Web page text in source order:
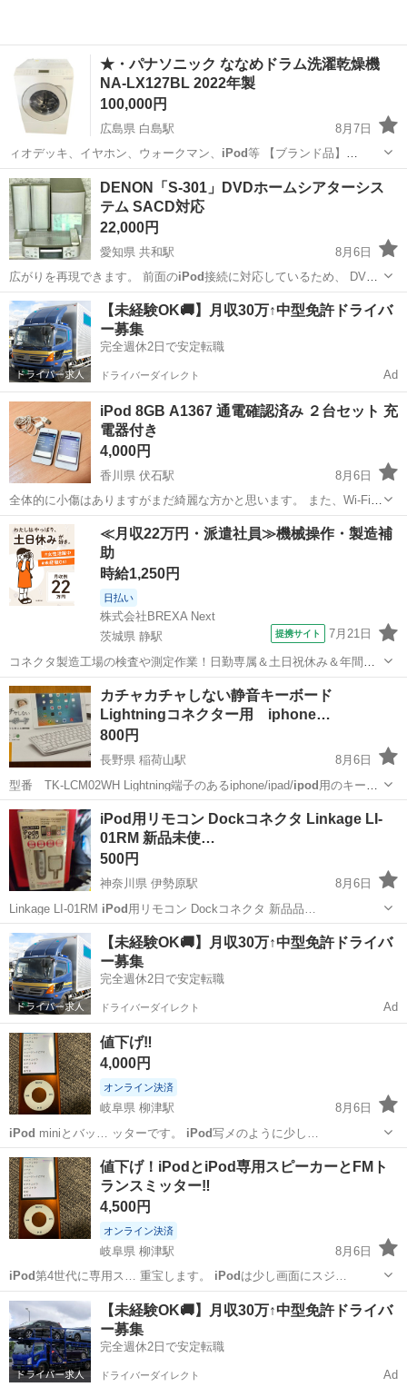
★・パナソニック ななめドラム洗濯乾燥機
NA-LX127BL 2022年製
100,000円
広島県 白島駅
8月7日
ィオデッキ、イヤホン、ウォークマン、 iPod等 【ブランド品】
Vuitton、C…
広島 広島市
DENON「S-301」DVDホームシアターシス
テム SACD対応
22,000円
愛知県 共和駅
8月6日
広がりを再現できます。 前面のiPod接続に対応しているため、 DVD
再…
愛知 大府市 共和駅 家電
【未経験OK🚚】月収30万↑中型免許ドライバ
ー募集
完全週休2日で安定転職
ドライバーダイレクト Ad
iPod 8GB A1367 通電確認済み ２台セット 充
電器付き
4,000円
香川県 伏石駅
8月6日
全体的に小傷はありますがまだ綺麗な方かと思います。 また、Wi-Fi環
境ではない為現時点では通電のみの確認しか出来ていないので２台と
も訳あり、ジャンクとして出してます。ご注意ください。 説明文読ん
でない等で返品、返金は出来ません
香川 高松市 伏石駅 電話、ＦＡＸ
≪月収22万円・派遣社員≫機械操作・製造補
助
時給1,250円
日払い
株式会社BREXA Next
茨城県 静駅
提携サイト 7月21日
コネクタ製造工場の検査や測定作業！日勤専属＆土日祝休み＆年間休
日128日★クリーンルーム内作業★マイカー通勤OK＆無料駐車場あり
★就業先食堂利用可！日払い制度あり！《茨城県常陸大宮市》 人気の
工場のお仕事 ◇コネクタ製造工...
茨城 常陸大宮市 その他
カチャカチャしない静音キーボード
Lightningコネクター用 iphone…
800円
長野県 稲荷山駅
8月6日
型番 TK-LCM02WH Lightning端子のあるiphone/ipad/ipod 用のキーボ
ードです。 iOS/iPadOS 13.6以上の端末が必要です。 マルチファンク
ションキー搭載で、ボリューム操作やメディアプ...
長野 千曲市 稲荷山駅 Lightning
iPod用リモコン Dockコネクタ Linkage LI-
01RM 新品未使…
500円
神奈川県 伊勢原駅
8月6日
Linkage LI-01RM iPod用リモコン Dockコネクタ 新品品…
神奈川 伊勢原市 伊勢原駅 オーディオ
【未経験OK🚚】月収30万↑中型免許ドライバ
ー募集
完全週休2日で安定転職
ドライバーダイレクト Ad
値下げ‼️
4,000円
オンライン決済
岐阜県 柳津駅
8月6日
iPod miniとバッ… ッターです。 iPod写メのように少し…
岐阜 岐阜市 柳津駅 ポータブルプレーヤー
バッファロー
値下げ！iPodとiPod専用スピーカーとFMト
ランスミッター‼️
4,500円
オンライン決済
岐阜県 柳津駅
8月6日
iPod第4世代に専用ス… 重宝します。 iPod は少し画面にスジ…
岐阜 岐阜市 柳津駅 家具 iPod
【未経験OK🚚】月収30万↑中型免許ドライバ
ー募集
完全週休2日で安定転職
ドライバーダイレクト Ad